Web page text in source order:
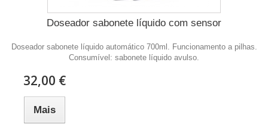
Doseador sabonete líquido com sensor
Doseador sabonete líquido automático 700ml. Funcionamento a pilhas.
Consumível: sabonete líquido avulso.
32,00 €
Mais